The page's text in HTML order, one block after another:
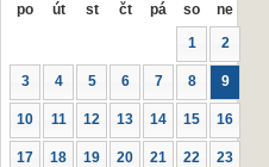
po út st čt pá so ne
1 2
3 4 5 6 7 8 9
10 11 12 13 14 15 16
17 18 19 20 21 22 23